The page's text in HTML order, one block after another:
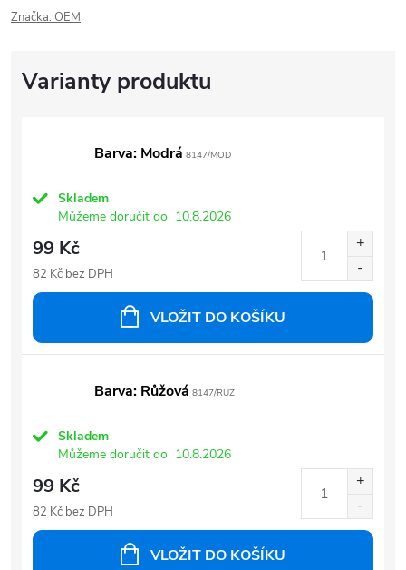
Značka: OEM
Barva: Modrá 8147/MOD
Skladem
Můžeme doručit do 10.8.2026
99 Kč
82 Kč bez DPH
VLOŽIT DO KOŠÍKU
Barva: Růžová 8147/RUZ
Skladem
Můžeme doručit do 10.8.2026
99 Kč
82 Kč bez DPH
VLOŽIT DO KOŠÍKU